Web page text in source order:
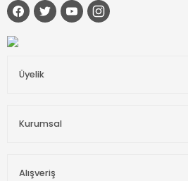
Üyelik
Kurumsal
Alışveriş